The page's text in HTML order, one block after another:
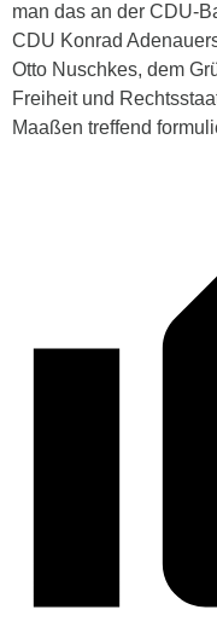
man das an der CDU-
CDU Konrad
Otto Nuschkes, dem
Freiheit und
Maaßen treffend